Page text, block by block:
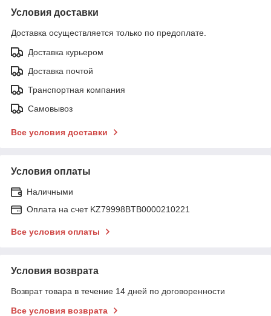
Условия доставки
Доставка осуществляется только по предоплате.
Доставка курьером
Доставка почтой
Транспортная компания
Самовывоз
Все условия доставки
Условия оплаты
Наличными
Оплата на счет KZ79998BTB0000210221
Все условия оплаты
Условия возврата
Возврат товара в течение 14 дней по договоренности
Все условия возврата